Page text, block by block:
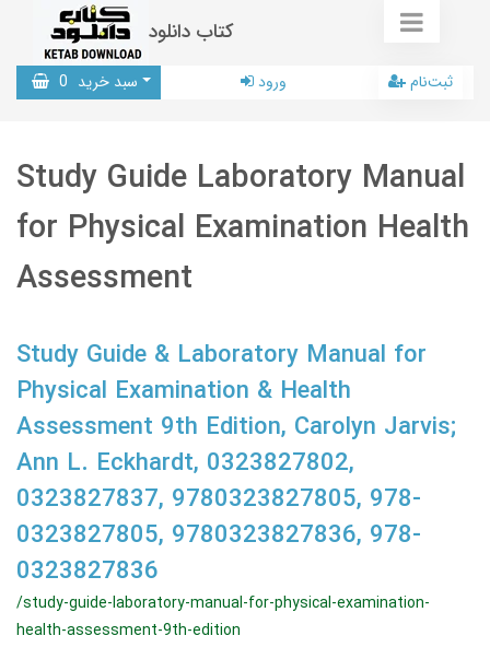
کتاب دانلود
سبد خرید 0 ورود ثبت‌نام
Study Guide Laboratory Manual
for Physical Examination Health
Assessment
Study Guide & Laboratory Manual for
Physical Examination & Health
Assessment 9th Edition, Carolyn Jarvis;
Ann L. Eckhardt, 0323827802,
0323827837, 9780323827805, 978-
0323827805, 9780323827836, 978-
0323827836
/study-guide-laboratory-manual-for-physical-examination-
health-assessment-9th-edition